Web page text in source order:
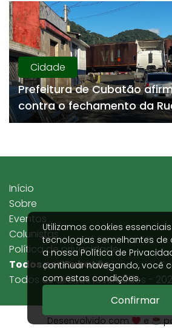
Cidade
Prefeitura de Cubatão
contra o fechamento da
Utilizamos cookies
tecnologias semelhantes
a nossaPolítica de
continuar navegando, você
com estas condições.
Confirmar
Todos por Cubatão
Todos os direitos reservados -
Início
Sobre
Eventos
Colunistas
Política de privacidade
Desenvolvido com e